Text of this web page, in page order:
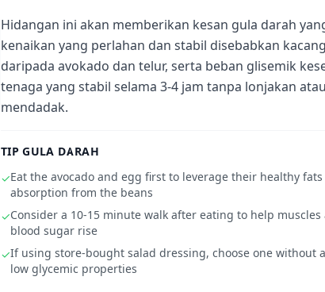
Hidangan ini akan memberikan kesan gula darah
kenaikan yang perlahan dan stabil disebabkan
daripada avokado dan telur, serta beban glisemik
tenaga yang stabil selama 3-4 jam tanpa lonjakan
mendadak.
TIP GULA DARAH
✓Eat the avocado and egg first to leverage their healthy
absorption from the beans
✓Consider a 10-15 minute walk after eating to help
blood sugar rise
✓If using store-bought salad dressing, choose one without
low glycemic properties